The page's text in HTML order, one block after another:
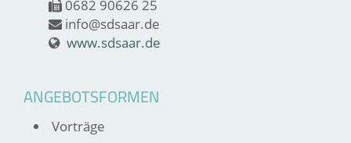
0682 90626 25
info@sdsaar.de
www.sdsaar.de
ANGEBOTSFORMEN
Vorträge